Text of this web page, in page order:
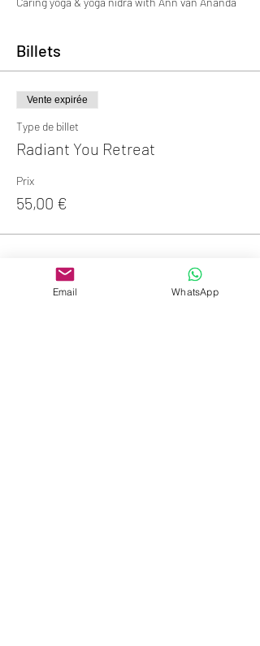
Billets
Vente expirée
Type de billet
Radiant You Retreat
Prix
55,00 €
Email WhatsApp